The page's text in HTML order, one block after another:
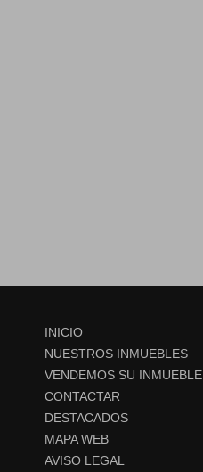
INICIO
NUESTROS INMUEBLES
VENDEMOS SU INMUEBLE
CONTACTAR
DESTACADOS
MAPA WEB
AVISO LEGAL